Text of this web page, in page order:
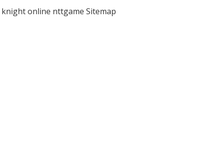
knight online nttgame Sitemap